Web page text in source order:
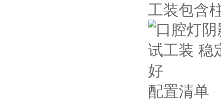
工装包含
配置清单